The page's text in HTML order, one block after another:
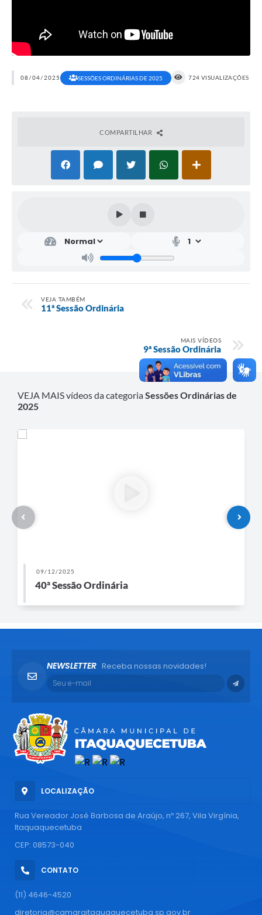
08/04/2025 SESSÕES ORDINÁRIAS DE 2025 724 VISUALIZAÇÕES
COMPARTILHAR
VEJA TAMBÉM
11ª Sessão Ordinária
MAIS VÍDEOS
9ª Sessão Ordinária
VEJA MAIS vídeos da categoriaSessões Ordinárias de
2025
09/12/2025
40ª Sessão Ordinária
LOCALIZAÇÃO
Rua Vereador José Barbosa de Araújo, nº 267, Vila Virgínia,
Itaquaquecetuba
CEP: 08573-040
CONTATO
(11) 4646-4520
diretoria@camaraitaquaquecetuba.sp.gov.br
NEWSLETTER Receba nossas novidades!